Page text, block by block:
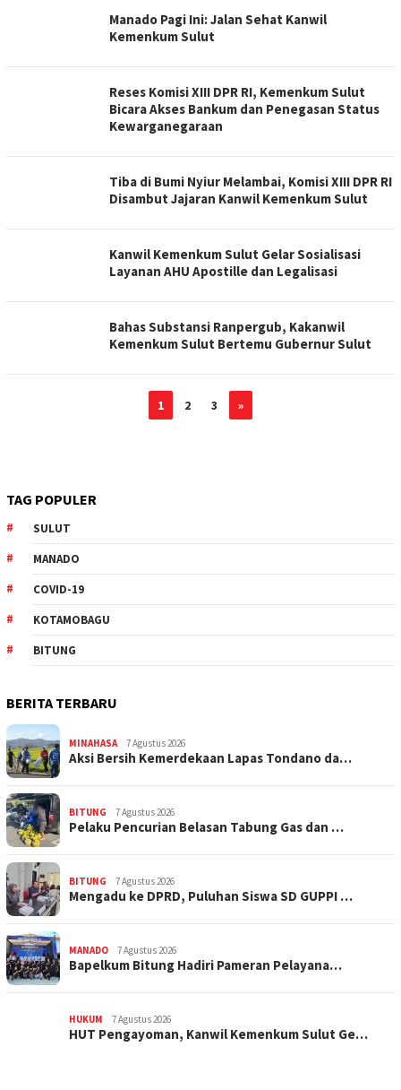
Manado Pagi Ini: Jalan Sehat Kanwil
Kemenkum Sulut
Reses Komisi XIII DPR RI, Kemenkum Sulut
Bicara Akses Bankum dan Penegasan Status
Kewarganegaraan
Tiba di Bumi Nyiur Melambai, Komisi XIII DPR RI
Disambut Jajaran Kanwil Kemenkum Sulut
Kanwil Kemenkum Sulut Gelar Sosialisasi
Layanan AHU Apostille dan Legalisasi
Bahas Substansi Ranpergub, Kakanwil
Kemenkum Sulut Bertemu Gubernur Sulut
1 2 3 »
TAG POPULER
SULUT
MANADO
COVID-19
KOTAMOBAGU
BITUNG
BERITA TERBARU
MINAHASA 7 Agustus 2026
Aksi Bersih Kemerdekaan Lapas Tondano da…
BITUNG 7 Agustus 2026
Pelaku Pencurian Belasan Tabung Gas dan …
BITUNG 7 Agustus 2026
Mengadu ke DPRD, Puluhan Siswa SD GUPPI …
MANADO 7 Agustus 2026
‎Bapelkum Bitung Hadiri Pameran Pelayana…
HUKUM 7 Agustus 2026
HUT Pengayoman, Kanwil Kemenkum Sulut Ge…